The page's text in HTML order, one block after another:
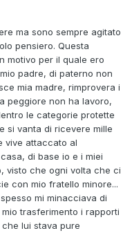
ma sono sempre agitato
pensiero. Questa
motivo per il quale ero
padre, di paterno non
mia madre, rimprovera i
peggiore non ha lavoro,
le categorie protette
si vanta di ricevere mille
vive attaccato al
di base io e i miei
visto che ogni volta che ci
con mio fratello minore...
mi minacciava di
trasferimento i rapporti
lui stava pure